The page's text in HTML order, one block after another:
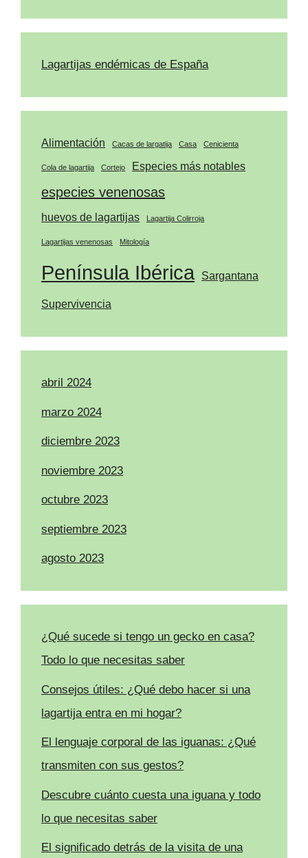
Lagartijas endémicas de España
Alimentación Cacas de largatija Casa Cenicienta
Cola de lagartija Cortejo Especies más notables
especies venenosas
huevos de lagartijas Lagartija Colirroja
Lagartijas venenosas Mitología
Península Ibérica Sargantana
Supervivencia
abril 2024
marzo 2024
diciembre 2023
noviembre 2023
octubre 2023
septiembre 2023
agosto 2023
¿Qué sucede si tengo un gecko en casa?
Todo lo que necesitas saber
Consejos útiles: ¿Qué debo hacer si una
lagartija entra en mi hogar?
El lenguaje corporal de las iguanas: ¿Qué
transmiten con sus gestos?
Descubre cuánto cuesta una iguana y todo
lo que necesitas saber
El significado detrás de la visita de una